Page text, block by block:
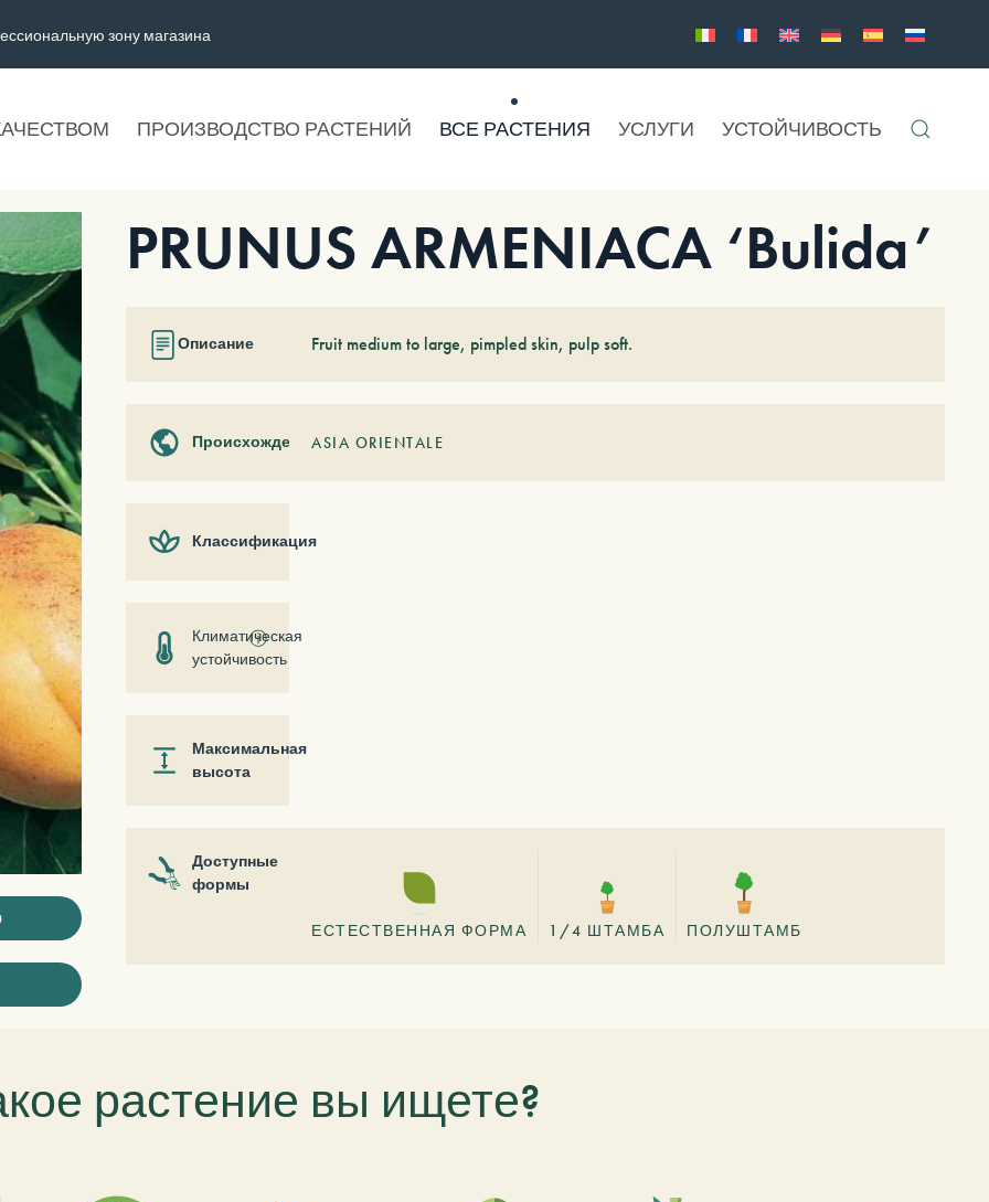
зону магазина
ПРОИЗВОДСТВО РАСТЕНИЙ ВСЕ РАСТЕНИЯ УСЛУГИ УСТОЙЧИВОСТЬ
PRUNUS ARMENIACA ‘Bulida’
Описание Fruit medium to large, pimpled skin, pulp soft.
ПроисхождениеASIA ORIENTALE
Классификация
Климатическая
устойчивость
ⓘ
Максимальная
высота
Доступные
формы
ЕСТЕСТВЕННАЯ ФОРМА 1/4 ШТАМБА ПОЛУШТАМБ
растение вы ищете?